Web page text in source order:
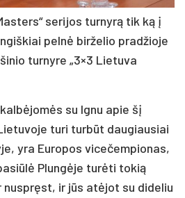
serijos turnyrą tik ką į
pelnė birželio pradžioje
turnyre „3×3 Lietuva
su Ignu apie šį
turi turbūt daugiausiai
yra Europos vicečempionas,
Plungėje turėti tokią
nuspręst, ir jūs atėjot su dideliu